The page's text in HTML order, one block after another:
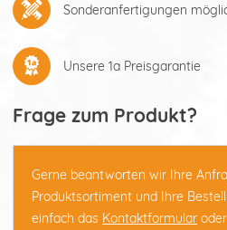
Sonderanfertigungen
Unsere 1a Preisgarantie
Frage zum Produkt?
Gerne beantworten wir Ihre
Produktsortiment und Ihre
einfach das Kontaktformular